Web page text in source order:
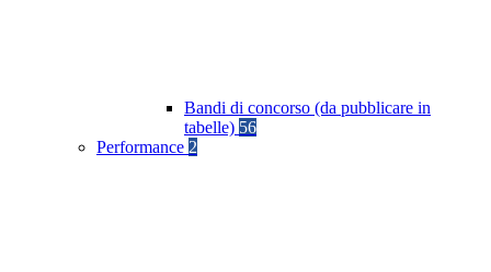
Bandi di concorso (da pubblicare in
tabelle) 56
Performance 2